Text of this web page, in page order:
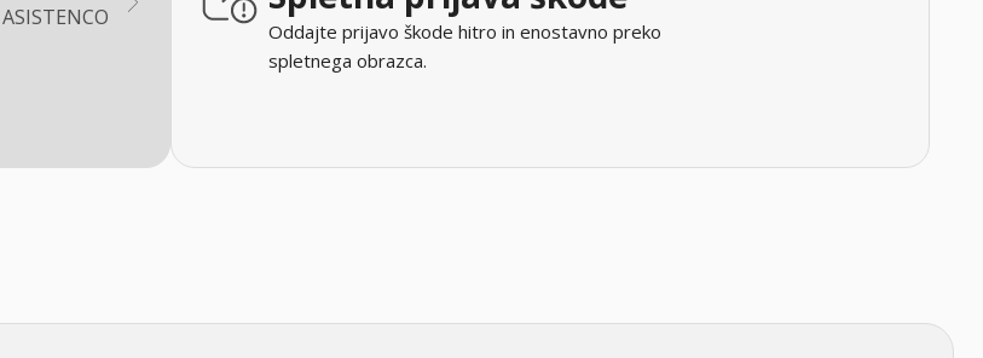
ASISTENCO
Oddajte prijavo škode hitro in enostavno preko
spletnega obrazca.